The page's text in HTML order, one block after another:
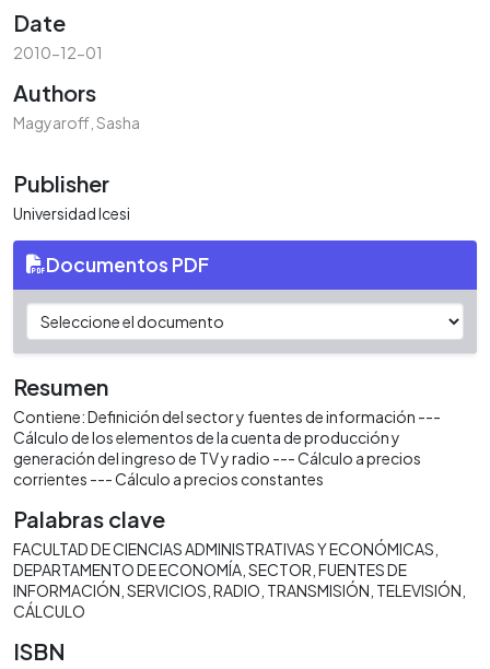
Date
2010-12-01
Authors
Magyaroff, Sasha
Publisher
Universidad Icesi
Documentos PDF
Resumen
Contiene: Definición del sector y fuentes de información ---
Cálculo de los elementos de la cuenta de producción y
generación del ingreso de TV y radio --- Cálculo a precios
corrientes --- Cálculo a precios constantes
Palabras clave
FACULTAD DE CIENCIAS ADMINISTRATIVAS Y ECONÓMICAS
DEPARTAMENTO DE ECONOMÍA SECTOR FUENTES DE
INFORMACIÓN SERVICIOS RADIO TRANSMISIÓN TELEVISIÓN
CÁLCULO
ISBN